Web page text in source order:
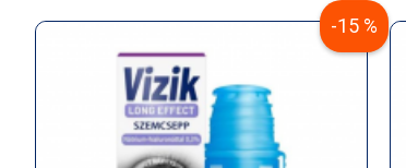
-15 %